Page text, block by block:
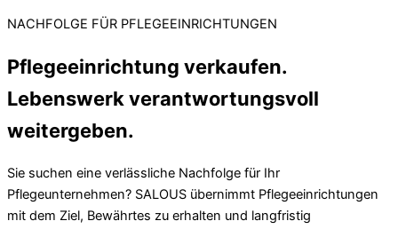
NACHFOLGE FÜR PFLEGEEINRICHTUNGEN
Pflegeeinrichtung verkaufen.
Lebenswerk verantwortungsvoll
weitergeben.
Sie suchen eine verlässliche Nachfolge für Ihr
Pflegeunternehmen? SALOUS übernimmt Pflegeeinrichtungen
mit dem Ziel, Bewährtes zu erhalten und langfristig